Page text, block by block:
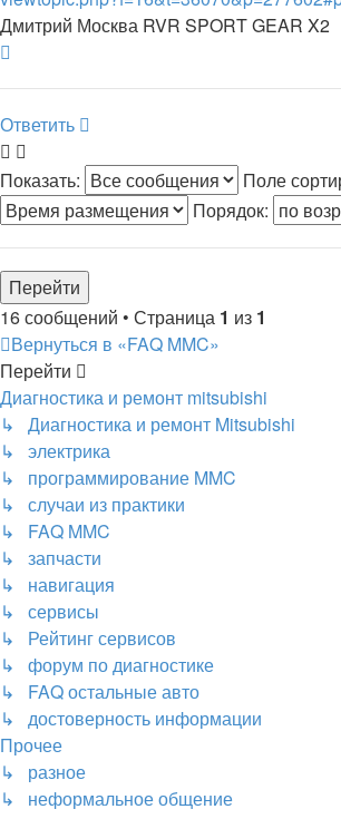
Дмитрий Москва RVR SPORT GEAR X2
Ответить
Показать:
Поле
Порядок:
16 сообщений • Страница 1 из 1
Вернуться в «FAQ MMC»
Перейти
Диагностика и ремонт mitsubishi
↳ Диагностика и ремонт Mitsubishi
↳ электрика
↳ программирование MMC
↳ случаи из практики
↳ FAQ MMC
↳ запчасти
↳ навигация
↳ сервисы
↳ Рейтинг сервисов
↳ форум по диагностике
↳ FAQ остальные авто
↳ достоверность информации
Прочее
↳ разное
↳ неформальное общение